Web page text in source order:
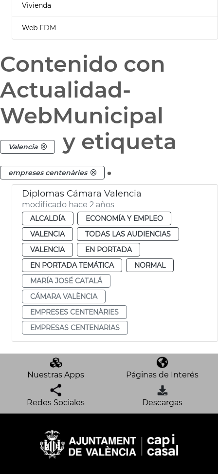
Vivienda
Web FDM
Contenido con
Actualidad-
WebMunicipal
Valencia y etiqueta
empreses centenàries .
Diplomas Cámara Valencia
modificado hace 2 años
ALCALDÍA
ECONOMÍA Y EMPLEO
VALENCIA
TODAS LAS AUDIENCIAS
VALENCIA
EN PORTADA
EN PORTADA TEMÁTICA
NORMAL
MARÍA JOSÉ CATALÁ
CÁMARA VALÈNCIA
EMPRESES CENTENÀRIES
EMPRESAS CENTENARIAS
Nuestras Apps Páginas de Interés
Redes Sociales Descargas